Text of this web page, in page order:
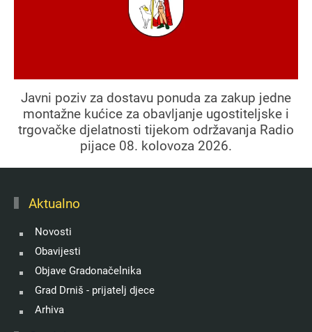
Javni poziv za dostavu ponuda za zakup jedne
montažne kućice za obavljanje ugostiteljske i
trgovačke djelatnosti tijekom održavanja Radio
pijace 08. kolovoza 2026.
Aktualno
Novosti
Obavijesti
Objave Gradonačelnika
Grad Drniš - prijatelj djece
Arhiva